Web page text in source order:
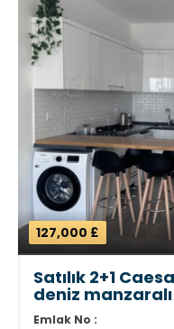
127,000 £
Satılık 2+1
deniz manzaralı
Emlak No :